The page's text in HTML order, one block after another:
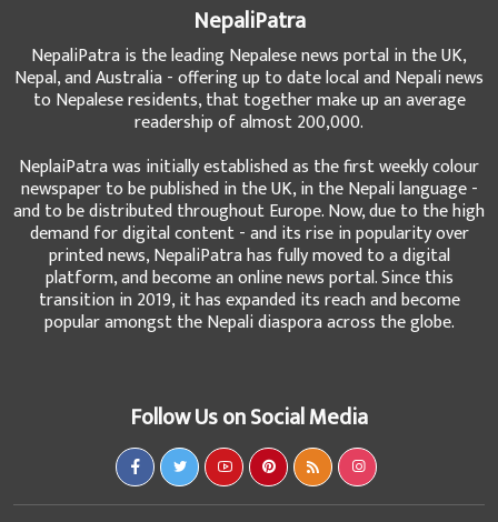
NepaliPatra
NepaliPatra is the leading Nepalese news portal in the UK,
Nepal, and Australia - offering up to date local and Nepali news
to Nepalese residents, that together make up an average
readership of almost 200,000.
NeplaiPatra was initially established as the first weekly colour
newspaper to be published in the UK, in the Nepali language -
and to be distributed throughout Europe. Now, due to the high
demand for digital content - and its rise in popularity over
printed news, NepaliPatra has fully moved to a digital
platform, and become an online news portal. Since this
transition in 2019, it has expanded its reach and become
popular amongst the Nepali diaspora across the globe.
Follow Us on Social Media